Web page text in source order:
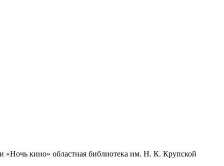
«Ночь кино» областная библиотека им. Н. К. Крупской